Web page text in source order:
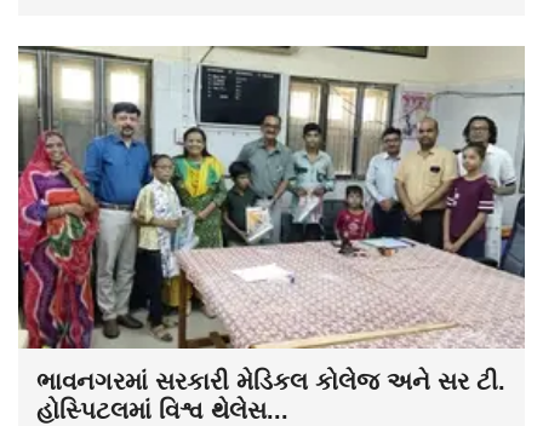
ભાવનગરમાં સરકારી મેડિકલ કોલેજ અને સર ટી.
હોસ્પિટલમાં વિશ્વ થેલેસ...